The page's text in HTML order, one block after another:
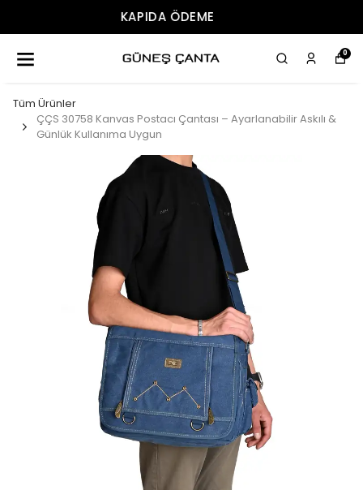
ÜCRETSIZ KARGO
0
Tüm Ürünler
ÇÇS 30758 Kanvas Postacı Çantası – Ayarlanabilir Askılı &
Günlük Kullanıma Uygun